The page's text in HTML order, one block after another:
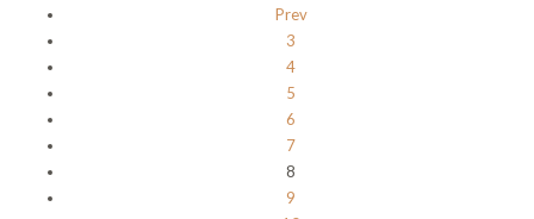
Prev
3
4
5
6
7
8
9